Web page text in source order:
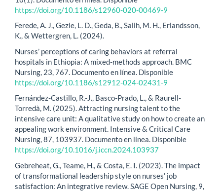
https://doi.org/10.1186/s12960-020-00469-9
Ferede, A. J., Gezie, L. D., Geda, B., Salih, M. H., Erlandsson,
K., & Wettergren, L. (2024).
Nurses’ perceptions of caring behaviors at referral
hospitals in Ethiopia: A mixed-methods approach. BMC
Nursing, 23, 767. Documento en línea. Disponible
https://doi.org/10.1186/s12912-024-02431-9
Fernández-Castillo, R.-J., Basco-Prado, L., & Raurell-
Torredà, M. (2025). Attracting nursing talent to the
intensive care unit: A qualitative study on how to create an
appealing work environment. Intensive & Critical Care
Nursing, 87, 103937. Documento en línea. Disponible
https://doi.org/10.1016/j.iccn.2024.103937
Gebreheat, G., Teame, H., & Costa, E. I. (2023). The impact
of transformational leadership style on nurses’ job
satisfaction: An integrative review. SAGE Open Nursing, 9,